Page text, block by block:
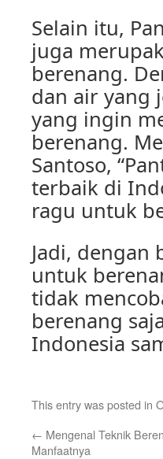
Selain itu,
juga
berenang.
dan air yang
yang ingin
berenang.
Santoso,
terbaik di
ragu untuk
Jadi,
untuk
tidak
berenang
Indonesia
This entry was posted in
← Mengenal Teknik
Manfaatnya